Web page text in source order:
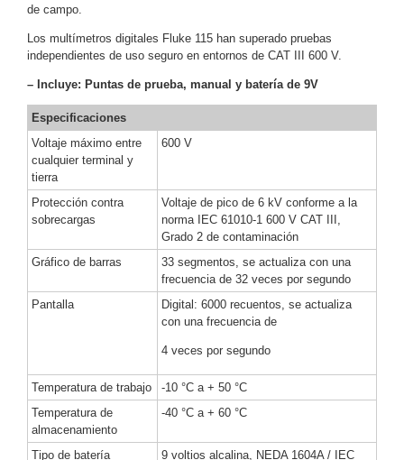
Turret
y
HemisféricasLente
Motorizado
NVRs
Video
Recorders Profesionales
-
Caja
/ 4G /
Inalámbricas
Cámaras
y DVRs
TurboHD
SalinosAntiexplosiónBalaDomo
/ Eyeball /
Turret
Especiales
MotorizadoOcultas
de campo.
Los multímetros digitales Fluke 115 han superado pruebas
independientes de uso seguro en entornos de CAT III 600 V.
– Incluye: Puntas de prueba, manual y batería de 9V
Especificaciones
Voltaje máximo entre
cualquier terminal y
tierra
600 V
Protección contra
sobrecargas
Voltaje de pico de 6 kV conforme a la
norma IEC 61010-1 600 V CAT III,
Grado 2 de contaminación
Gráfico de barras
33 segmentos, se actualiza con una
frecuencia de 32 veces por segundo
Pantalla
Digital: 6000 recuentos, se actualiza
con una frecuencia de
4 veces por segundo
Temperatura de trabajo
-10 °C a + 50 °C
Temperatura de
almacenamiento
-40 °C a + 60 °C
Tipo de batería 9 voltios alcalina, NEDA 1604A / IEC